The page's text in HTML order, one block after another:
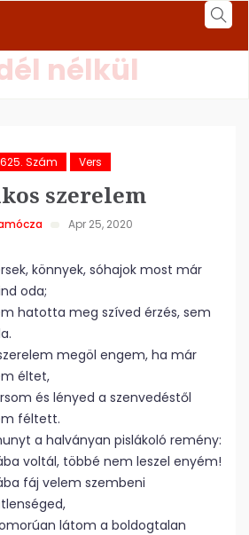
nélkül
625. Szám Vers
szerelem
Apr 25, 2020
könnyek, sóhajok most már
oda;
hatotta meg szíved érzés, sem
megöl engem, ha már
éltet,
és lényed a szenvedéstől
féltett.
a halványan pislákoló remény:
voltál, többé nem leszel enyém!
fáj velem szembeni
látom a boldogtalan